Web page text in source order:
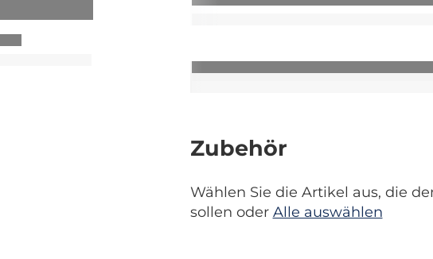
Zubehör
Wählen Sie die Artikel aus, die
sollen oder Alle auswählen